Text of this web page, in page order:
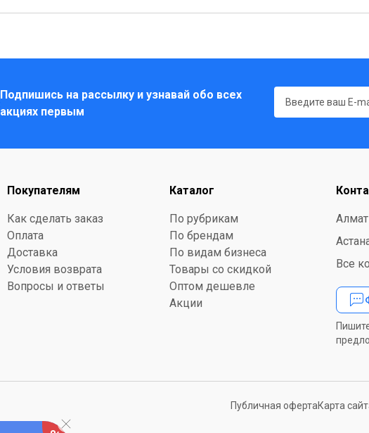
Подпишись на рассылку и узнавай обо всех
акциях первым
Покупателям
Как сделать заказ
Оплата
Доставка
Условия возврата
Вопросы и ответы
Каталог
По рубрикам
По брендам
По видам бизнеса
Товары со скидкой
Оптом дешевле
Акции
Все
Публичная офертаКарта